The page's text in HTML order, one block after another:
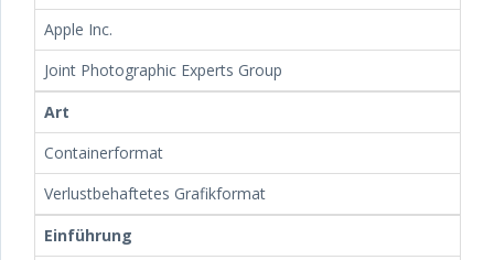
Apple Inc.
Joint Photographic Experts Group
Art
Containerformat
Verlustbehaftetes Grafikformat
Einführung